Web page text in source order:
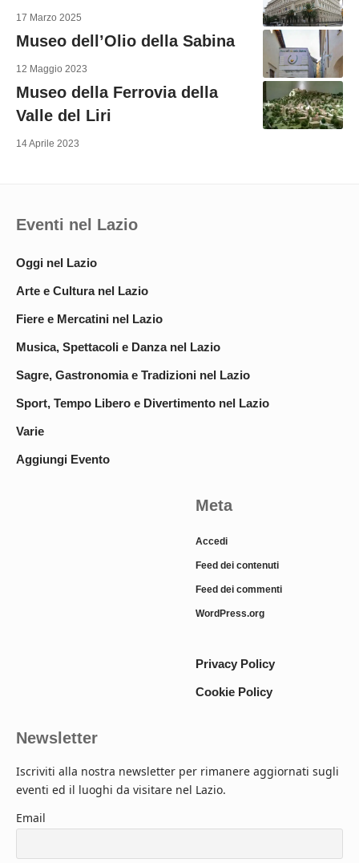
17 Marzo 2025
Museo dell’Olio della Sabina
12 Maggio 2023
Museo della Ferrovia della
Valle del Liri
14 Aprile 2023
Eventi nel Lazio
Oggi nel Lazio
Arte e Cultura nel Lazio
Fiere e Mercatini nel Lazio
Musica, Spettacoli e Danza nel Lazio
Sagre, Gastronomia e Tradizioni nel Lazio
Sport, Tempo Libero e Divertimento nel Lazio
Varie
Aggiungi Evento
Meta
Accedi
Feed dei contenuti
Feed dei commenti
WordPress.org
Privacy Policy
Cookie Policy
Newsletter
Iscriviti alla nostra newsletter per rimanere aggiornati sugli
eventi ed il luoghi da visitare nel Lazio.
Email